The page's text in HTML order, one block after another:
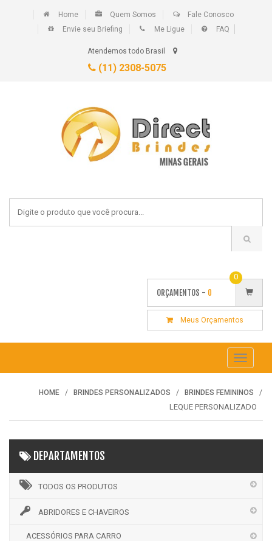
Home Quem Somos
Fale Conosco
Envie seu Briefing
Me Ligue FAQ
Atendemos todo Brasil
(11) 2308-5075
ORÇAMENTOS - 0
0
Meus Orçamentos
Toggle
HOME BRINDES PERSONALIZADOS BRINDES FEMININOS
LEQUE PERSONALIZADO
DEPARTAMENTOS
TODOS OS PRODUTOS
ABRIDORES E CHAVEIROS
ACESSÓRIOS PARA CARRO